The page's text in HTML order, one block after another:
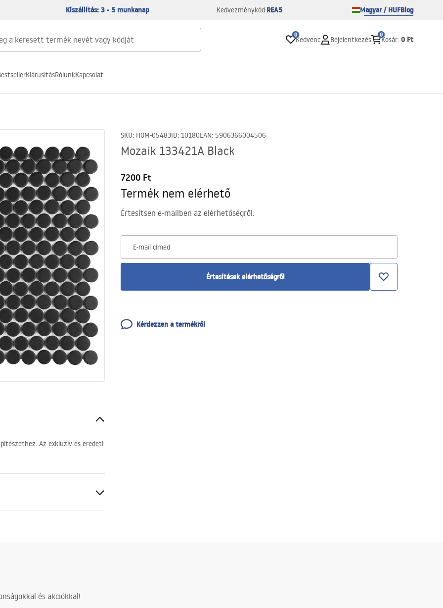
Kiszállítás: 3 - 5 munkanap Kedvezménykód:REA5 Magyar / HUFBlog
0
Kedvenc Bejelentkezés
0
Kosár: 0 Ft
KiárusításRólunkKapcsolat
SKU: HOM-05483ID: 10180EAN: 5906366004506
Mozaik 133421A Black
7200 Ft
Termék nem elérhető
Értesítsen e-mailben az elérhetőségről.
E-mail címed
Értesítések elérhetőségről
Kérdezzen a termékről
Az exkluzív és eredeti
és akciókkal!